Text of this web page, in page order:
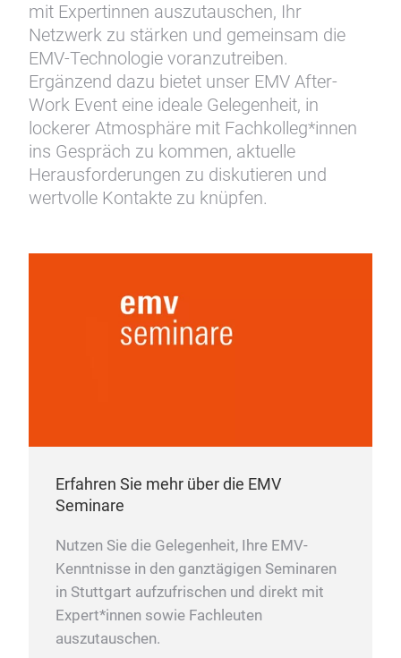
mit Expertinnen auszutauschen, Ihr
Netzwerk zu stärken und gemeinsam die
EMV-Technologie voranzutreiben.
Ergänzend dazu bietet unser EMV After-
Work Event eine ideale Gelegenheit, in
lockerer Atmosphäre mit Fachkolleg*innen
ins Gespräch zu kommen, aktuelle
Herausforderungen zu diskutieren und
wertvolle Kontakte zu knüpfen.
Erfahren Sie mehr über die EMV
Seminare
Nutzen Sie die Gelegenheit, Ihre EMV-
Kenntnisse in den ganztägigen Seminaren
in Stuttgart aufzufrischen und direkt mit
Expert*innen sowie Fachleuten
auszutauschen.